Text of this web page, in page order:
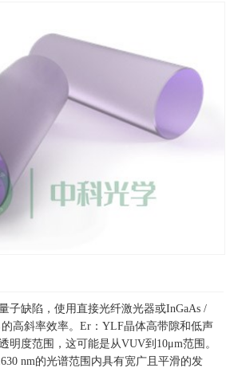
子缺陷，使用直接光纤激光器或InGaAs /
高斜率效率。Er：YLF晶体高带隙和低声
明度范围，这可能是从VUV到10μm范围。
nm的光谱范围内具有宽广且平滑的发